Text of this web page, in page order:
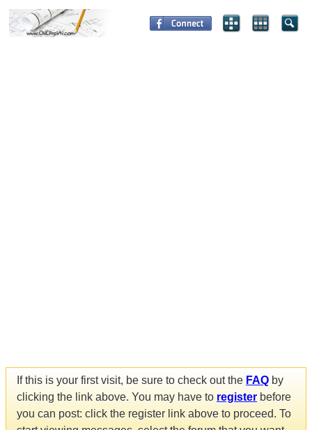
If this is your first visit, be sure to check out the FAQ by
clicking the link above. You may have to register before
you can post: click the register link above to proceed. To